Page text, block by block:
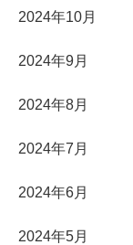
2024年10月
2024年9月
2024年8月
2024年7月
2024年6月
2024年5月